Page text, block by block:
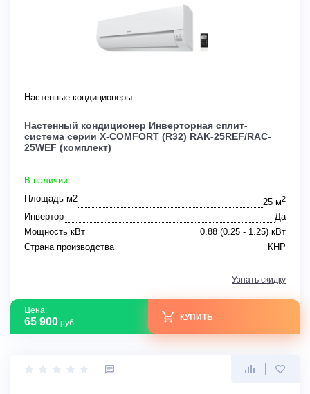
Настенные кондиционеры
Настенный кондиционер Инверторная сплит-
система серии X-COMFORT (R32) RAK-25REF/RAC-
25WEF (комплект)
В наличии
Площадь м2
25 м2
Инвертор
Да
Мощность кВт
0.88 (0.25 - 1.25) кВт
Страна производства
КНР
Узнать скидку
Цена:
65 900 руб.
КУПИТЬ